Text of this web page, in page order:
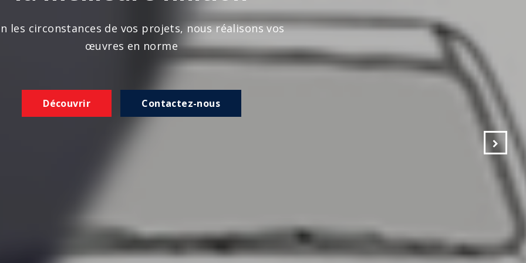
les circonstances de vos projets, nous réalisons vos
œuvres en norme
Découvrir Contactez-nous